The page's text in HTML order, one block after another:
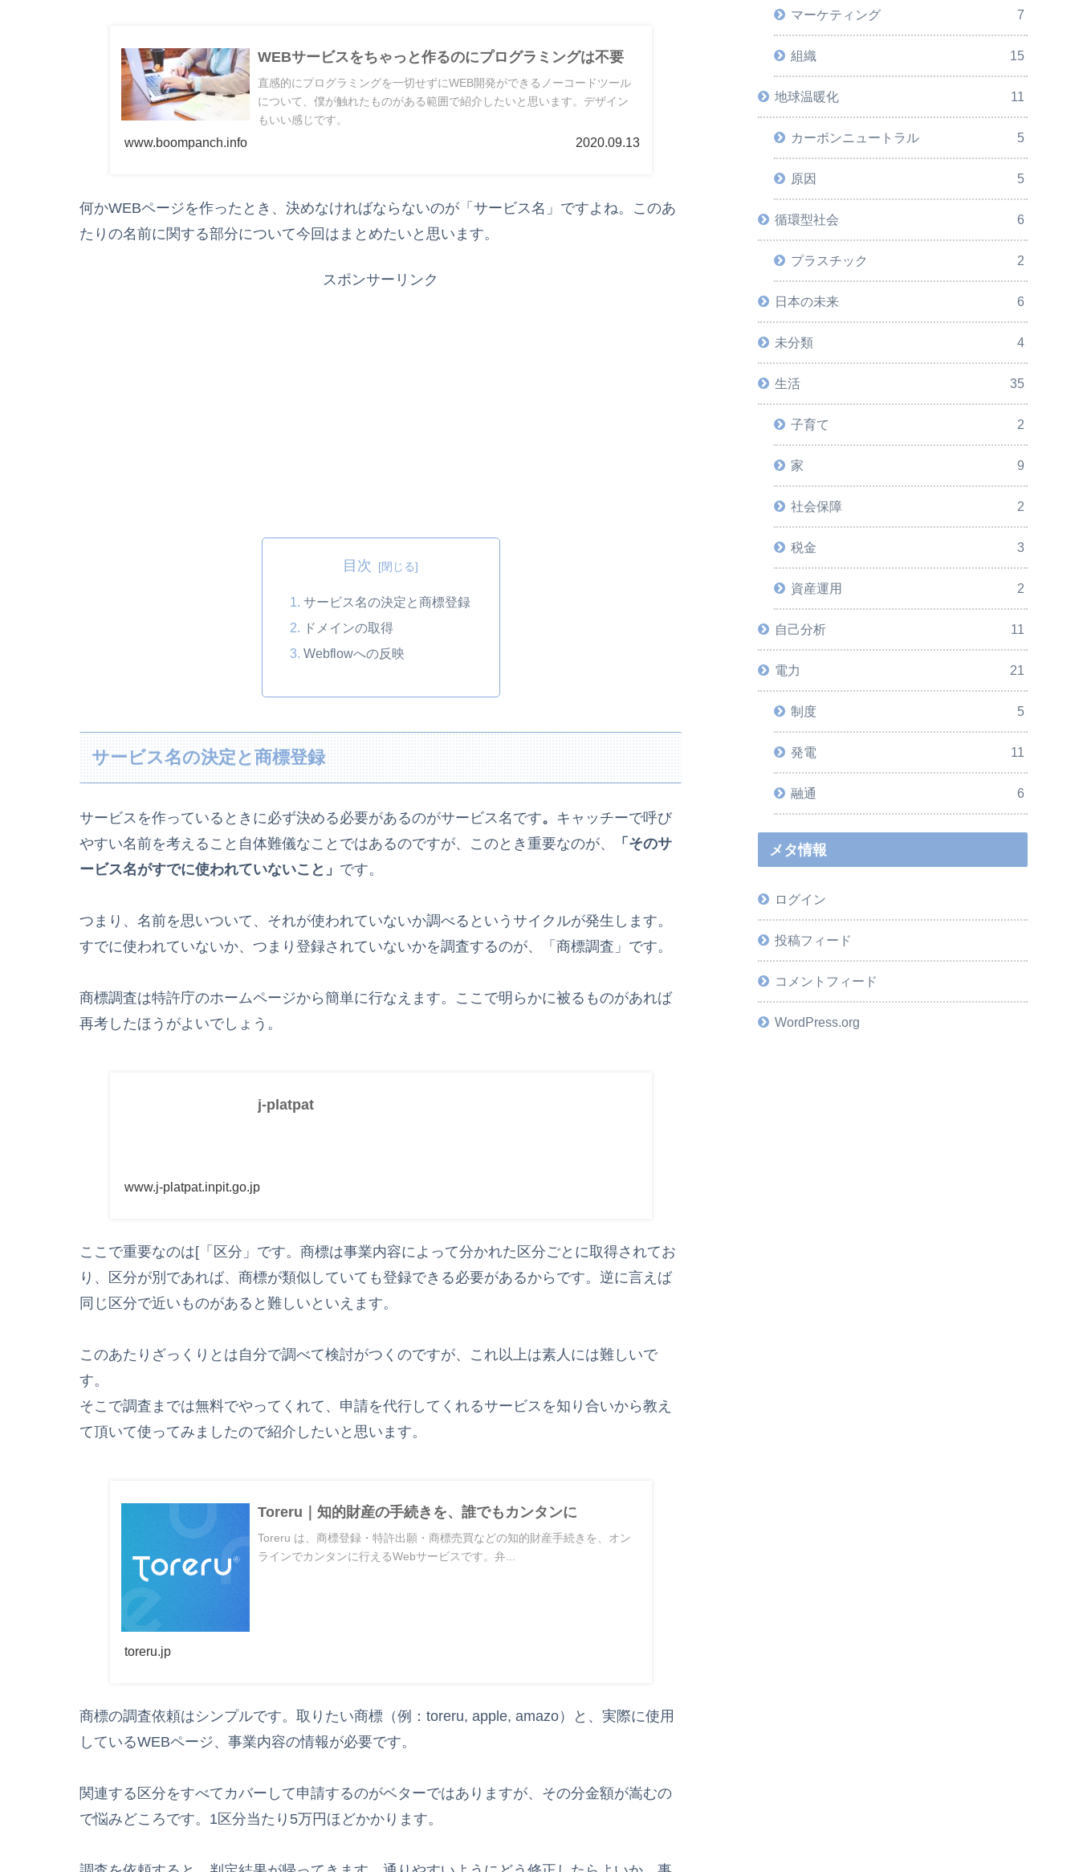
WEBサービスをちゃっと作るのにプログラミングは不要
直感的にプログラミングを一切せずにWEB開発ができるノーコードツール
について、僕が触れたものがある範囲で紹介したいと思います。デザイン
もいい感じです。
www.boompanch.info 2020.09.13
何かWEBページを作ったとき、決めなければならないのが「サービス名」ですよね。このあ
たりの名前に関する部分について今回はまとめたいと思います。
スポンサーリンク
目次
サービス名の決定と商標登録
ドメインの取得
Webflowへの反映
サービス名の決定と商標登録
サービスを作っているときに必ず決める必要があるのがサービス名です。 キャッチーで呼び
やすい名前を考えること自体難儀なことではあるのですが、このとき重要なのが、
「そのサ
ービス名がすでに使われていないこと」 です。
つまり、名前を思いついて、それが使われていないか調べるというサイクルが発生します。
すでに使われていないか、つまり登録されていないかを調査するのが、「商標調査」です。
商標調査は特許庁のホームページから簡単に行なえます。ここで明らかに被るものがあれば
再考したほうがよいでしょう。
j-platpat
www.j-platpat.inpit.go.jp
ここで重要なのは[「区分」です。商標は事業内容によって分かれた区分ごとに取得されてお
り、区分が別であれば、商標が類似していても登録できる必要があるからです。逆に言えば
同じ区分で近いものがあると難しいといえます。
このあたりざっくりとは自分で調べて検討がつくのですが、これ以上は素人には難しいで
す。
そこで調査までは無料でやってくれて、申請を代行してくれるサービスを知り合いから教え
て頂いて使ってみましたので紹介したいと思います。
Toreru｜知的財産の手続きを、誰でもカンタンに
Toreru は、商標登録・特許出願・商標売買などの知的財産手続きを、オン
ラインでカンタンに行えるWebサービスです。弁...
toreru.jp
商標の調査依頼はシンプルです。取りたい商標（例：toreru, apple, amazo）と、実際に使用
しているWEBページ、事業内容の情報が必要です。
関連する区分をすべてカバーして申請するのがベターではありますが、その分金額が嵩むの
で悩みどころです。1区分当たり5万円ほどかかります。
マーケティング 7
組織 15
地球温暖化 11
カーボンニュートラル 5
原因 5
循環型社会 6
プラスチック 2
日本の未来 6
未分類 4
生活 35
子育て 2
家 9
社会保障 2
税金 3
資産運用 2
自己分析 11
電力 21
制度 5
発電 11
融通 6
メタ情報
ログイン
投稿フィード
コメントフィード
WordPress.org